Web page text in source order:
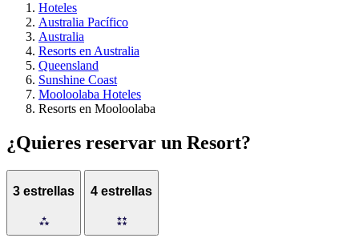
Hoteles
Australia Pacífico
Australia
Resorts en Australia
Queensland
Sunshine Coast
Mooloolaba Hoteles
Resorts en Mooloolaba
¿Quieres reservar un Resort?
3 estrellas 4 estrellas